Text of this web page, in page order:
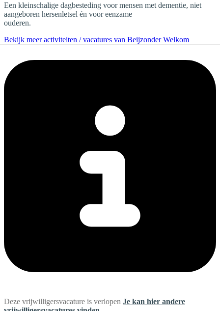
Een kleinschalige dagbesteding voor mensen met dementie, niet
aangeboren hersenletsel én voor eenzame
ouderen.
Bekijk meer activiteiten / vacatures van Beijzonder Welkom
Deze vrijwilligersvacature is verlopen Je kan hier andere